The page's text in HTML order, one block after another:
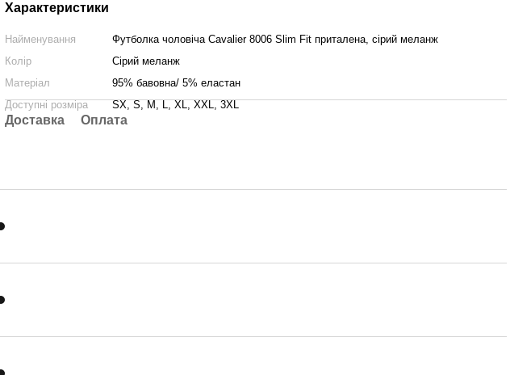
Характеристики
Найменування
Футболка чоловіча Cavalier 8006 Slim Fit приталена, сірий меланж
Колір
Сірий меланж
Матеріал
95% бавовна/ 5% еластан
Доступні розміра
SX, S, M, L, XL, XXL, 3XL
Доставка Оплата